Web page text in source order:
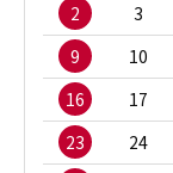
2
3
9
10
16
17
23
24